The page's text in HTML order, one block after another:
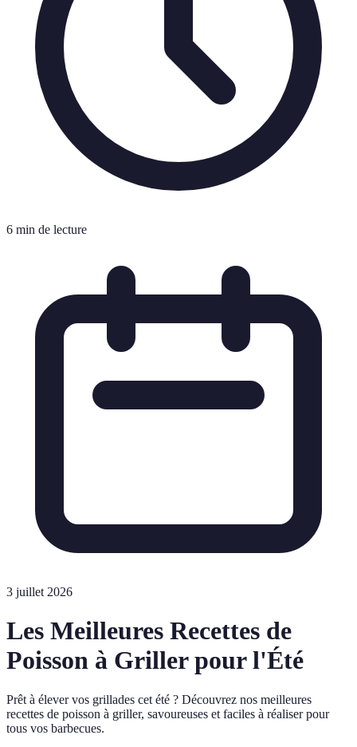
6 min de lecture
3 juillet 2026
Les Meilleures Recettes de
Poisson à Griller pour l'Été
Prêt à élever vos grillades cet été ? Découvrez nos meilleures
recettes de poisson à griller, savoureuses et faciles à réaliser pour
tous vos barbecues.